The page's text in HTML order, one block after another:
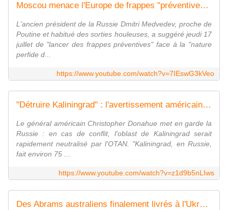
Moscou menace l'Europe de frappes "préventives" : le général Yakovleff invité de Margot Haddad｜LCI
L'ancien président de la Russie Dmitri Medvedev, proche de
Poutine et habitué des sorties houleuses, a suggéré jeudi 17
juillet de "lancer des frappes préventives" face à la "nature
perfide d...
https://www.youtube.com/watch?v=7IEswG3kVeo
"Détruire Kaliningrad" : l'avertissement américain｜LCI
Le général américain Christopher Donahue met en garde la
Russie : en cas de conflit, l'oblast de Kaliningrad serait
rapidement neutralisé par l'OTAN. "Kaliningrad, en Russie,
fait environ 75 ...
https://www.youtube.com/watch?v=z1d9b5nLIws
Des Abrams australiens finalement livrés à l'Ukraine